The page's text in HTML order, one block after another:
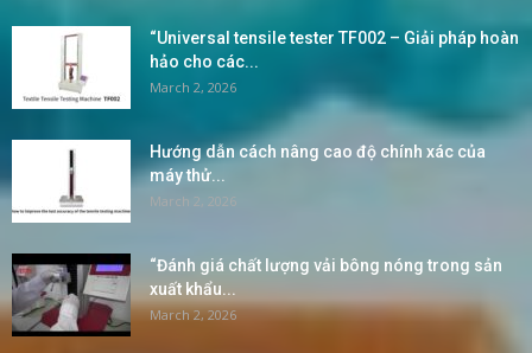
“Universal tensile tester TF002 – Giải pháp hoàn
hảo cho các...
March 2, 2026
Hướng dẫn cách nâng cao độ chính xác của
máy thử...
March 2, 2026
“Đánh giá chất lượng vải bông nóng trong sản
xuất khẩu...
March 2, 2026